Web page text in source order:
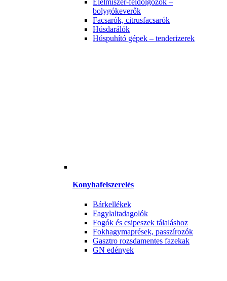
bolygókeverők
Facsarók, citrusfacsarók
Húsdarálók
Húspuhító gépek – tenderizerek
Konyhafelszerelés
Bárkellékek
Fagylaltadagolók
Fogók és csipeszek tálaláshoz
Fokhagymaprések, passzírozók
Gasztro rozsdamentes fazekak
GN edények